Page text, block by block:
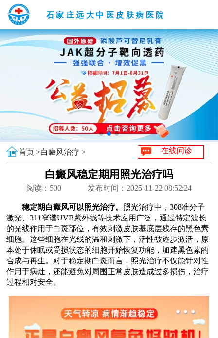
石家庄远大中医皮肤病医院
首页 >白癜风治疗 > 在线问诊
白癜风稳定期用照光治疗吗
阅读： 500 发布时间：2025-11-22 08:52:24
稳定期白癜风可以照光治疗。 照光治疗中，308准分子
激光、311窄谱UVB紫外线等技术应用广泛，通过特定波长
的光线作用于白斑部位，有效刺激皮肤基底层残存的黑色素
细胞。这些细胞在光线的温和刺激下，活性被逐步激活，原
本处于休眠或受损状态的细胞开始恢复功能，加速黑色素的
合成与再生。对于稳定期白斑而言，照光治疗不仅能针对性
作用于病灶，还能避免对周围正常皮肤造成过多损伤，治疗
过程相对安全。